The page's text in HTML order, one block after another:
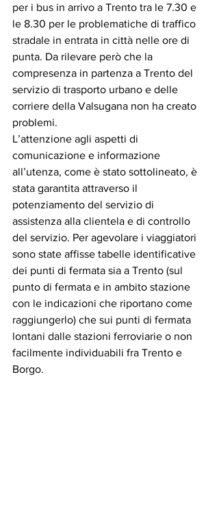
per i bus in arrivo a Trento tra le 7.30 e
le 8.30 per le problematiche di traffico
stradale in entrata in città nelle ore di
punta. Da rilevare però che la
compresenza in partenza a Trento del
servizio di trasporto urbano e delle
corriere della Valsugana non ha creato
problemi.
L’attenzione agli aspetti di
comunicazione e informazione
all’utenza, come è stato sottolineato, è
stata garantita attraverso il
potenziamento del servizio di
assistenza alla clientela e di controllo
del servizio. Per agevolare i viaggiatori
sono state affisse tabelle identificative
dei punti di fermata sia a Trento (sul
punto di fermata e in ambito stazione
con le indicazioni che riportano come
raggiungerlo) che sui punti di fermata
lontani dalle stazioni ferroviarie o non
facilmente individuabili fra Trento e
Borgo.